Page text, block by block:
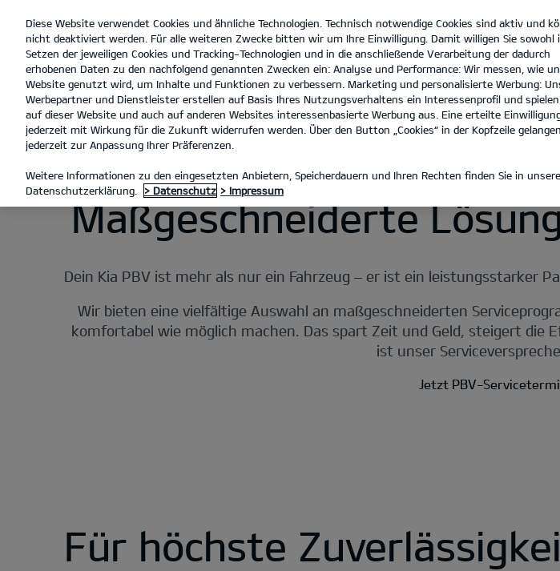
open
menu
ath - Autohaus Temiz & Hocke GmbH
PBV NUTZFAHRZEUGE SERVICE
Diese Website verwendet Cookies und ähnliche Technologien. Technisch notwendige Cookies sind aktiv und
nicht deaktiviert werden. Für alle weiteren Zwecke bitten wir um Ihre Einwilligung. Damit willigen Sie sowohl
Setzen der jeweiligen Cookies und Tracking-Technologien und in die anschließende Verarbeitung der dadurch
erhobenen Daten zu den nachfolgend genannten Zwecken ein: Analyse und Performance: Wir messen, wie
Website genutzt wird, um Inhalte und Funktionen zu verbessern. Marketing und personalisierte Werbung:
Werbepartner und Dienstleister erstellen auf Basis Ihres Nutzungsverhaltens ein Interessenprofil und
auf dieser Website und auch auf anderen Websites interessenbasierte Werbung aus. Eine erteilte
jederzeit mit Wirkung für die Zukunft widerrufen werden. Über den Button „Cookies“ in der Kopfzeile
jederzeit zur Anpassung Ihrer Präferenzen.
Weitere Informationen zu den eingesetzten Anbietern, Speicherdauern und Ihren Rechten finden Sie in
Datenschutzerklärung.
> Datenschutz > Impressum